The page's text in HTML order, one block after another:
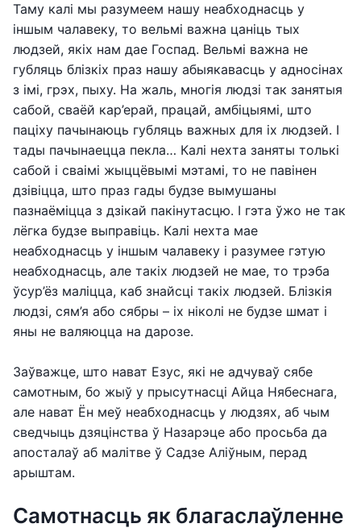
Таму калі мы разумеем нашу неабходнасць у
іншым чалавеку, то вельмі важна цаніць тых
людзей, якіх нам дае Госпад. Вельмі важна не
губляць блізкіх праз нашу абыякавасць у адносінах
з імі, грэх, пыху. На жаль, многія людзі так занятыя
сабой, сваёй кар’ерай, працай, амбіцыямі, што
паціху пачынаюць губляць важных для іх людзей. І
тады пачынаецца пекла… Калі нехта заняты толькі
сабой і сваімі жыццёвымі мэтамі, то не павінен
дзівіцца, што праз гады будзе вымушаны
пазнаёміцца з дзікай пакінутасцю. І гэта ўжо не так
лёгка будзе выправіць. Калі нехта мае
неабходнасць у іншым чалавеку і разумее гэтую
неабходнасць, але такіх людзей не мае, то трэба
ўсур’ёз маліцца, каб знайсці такіх людзей. Блізкія
людзі, сям’я або сябры – іх ніколі не будзе шмат і
яны не валяюцца на дарозе.
Заўважце, што нават Езус, які не адчуваў сябе
самотным, бо жыў у прысутнасці Айца Нябеснага,
але нават Ён меў неабходнасць у людзях, аб чым
сведчыць дзяцінства ў Назарэце або просьба да
апосталаў аб малітве ў Садзе Аліўным, перад
арыштам.
Самотнасць як благаслаўленне